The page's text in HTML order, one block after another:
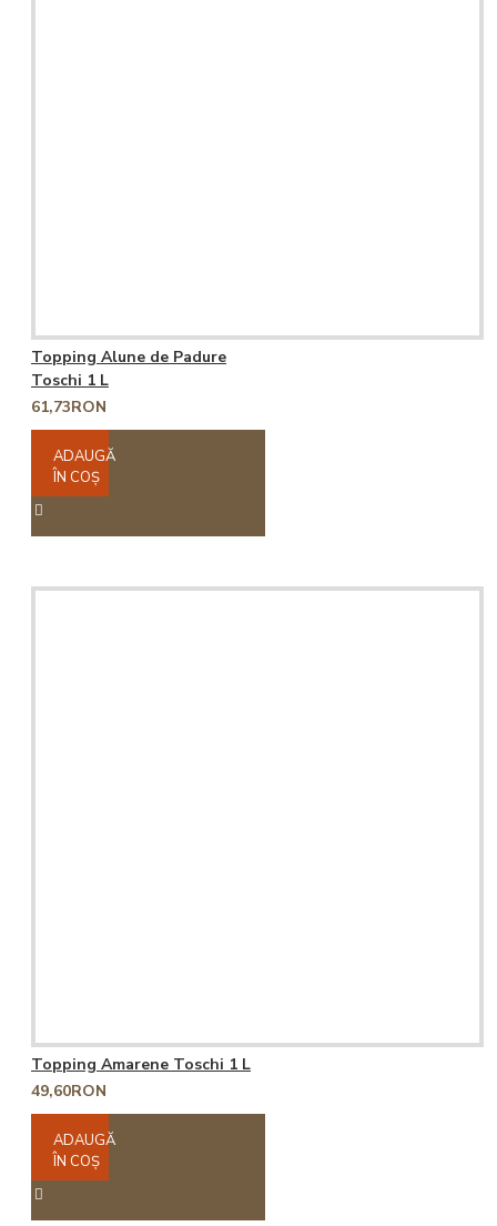
Topping Alune de Padure
Toschi 1 L
61,73RON
ADAUGĂ
ÎN COŞ
Topping Amarene Toschi 1 L
49,60RON
ADAUGĂ
ÎN COŞ